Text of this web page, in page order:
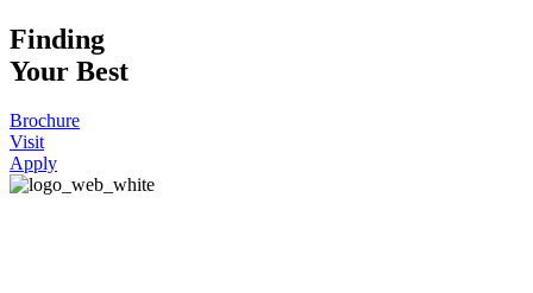
Finding
Your Best
Brochure
Visit
Apply